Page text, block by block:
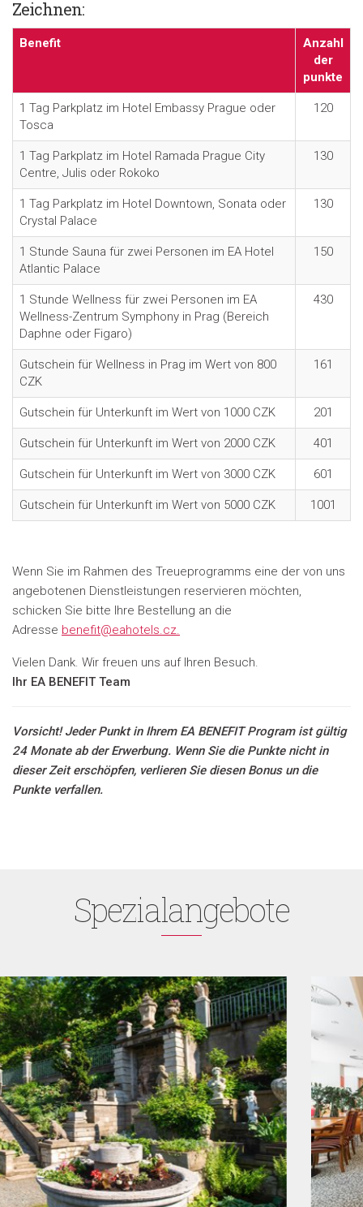
Zeichnen:
Benefit
Anzahl
der
punkte
1 Tag Parkplatz im Hotel Embassy Prague oder
Tosca
120
1 Tag Parkplatz im Hotel Ramada Prague City
Centre, Julis oder Rokoko
130
1 Tag Parkplatz im Hotel Downtown, Sonata oder
Crystal Palace
130
1 Stunde Sauna für zwei Personen im EA Hotel
Atlantic Palace
150
1 Stunde Wellness für zwei Personen im EA
Wellness-Zentrum Symphony in Prag (Bereich
Daphne oder Figaro)
430
Gutschein für Wellness in Prag im Wert von 800
CZK
161
Gutschein für Unterkunft im Wert von 1000 CZK 201
Gutschein für Unterkunft im Wert von 2000 CZK 401
Gutschein für Unterkunft im Wert von 3000 CZK 601
Gutschein für Unterkunft im Wert von 5000 CZK 1001
Wenn Sie im Rahmen des Treueprogramms eine der von uns
angebotenen Dienstleistungen reservieren möchten,
schicken Sie bitte Ihre Bestellung an die
Adresse benefit@eahotels.cz.
Vielen Dank. Wir freuen uns auf Ihren Besuch.
Ihr EA BENEFIT Team
Vorsicht! Jeder Punkt in Ihrem EA BENEFIT Program ist gültig
24 Monate ab der Erwerbung. Wenn Sie die Punkte nicht in
dieser Zeit erschöpfen, verlieren Sie diesen Bonus un die
Punkte verfallen.
Spezialangebote